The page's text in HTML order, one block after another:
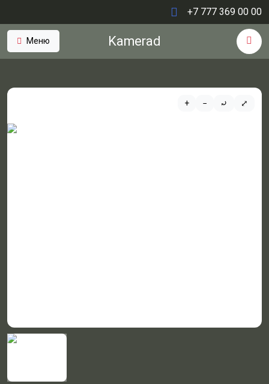
+7 777 369 00 00
Меню Kamerad
+ − ⤾ ⤢